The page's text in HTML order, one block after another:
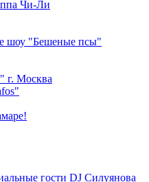
Чи-Ли
шоу "Бешеные псы"
г. Москва
гости DJ Силуянова